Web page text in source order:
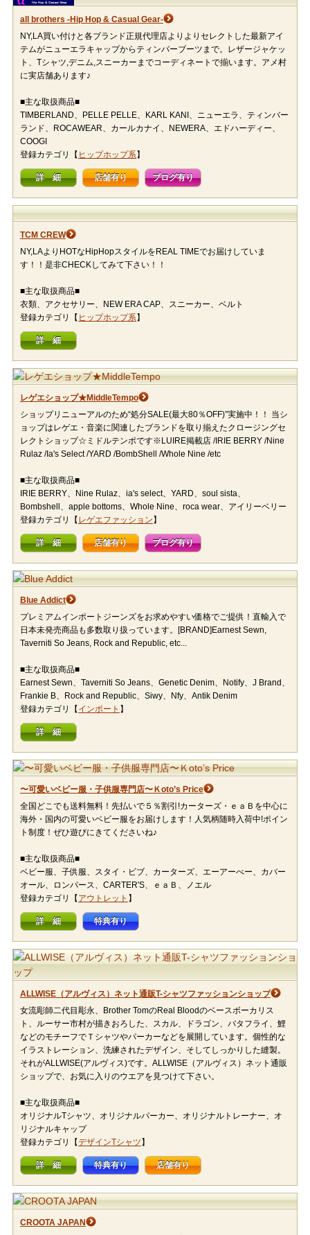
all brothers -Hip Hop & Casual Gear-
NY,LA買い付けと各ブランド正規代理店よりよりセレクトした最新アイ
テムがニューエラキャップからティンバーブーツまで。レザージャケッ
ト、Tシャツ,デニム,スニーカーまでコーディネートで揃います。アメ村
に実店舗あります♪
■主な取扱商品■
TIMBERLAND、PELLE PELLE、KARL KANI、ニューエラ、ティンバー
ランド、ROCAWEAR、カールカナイ、NEWERA、エドハーディー、
COOGI
登録カテゴリ【 ヒップホップ系】
詳 細 店舗有り ブログ有り
TCM CREW
NY,LAよりHOTなHipHopスタイルをREAL TIMEでお届けしていま
す！！是非CHECKしてみて下さい！！
■主な取扱商品■
衣類、アクセサリー、NEW ERA CAP、スニーカー、ベルト
登録カテゴリ【 ヒップホップ系】
詳 細
レゲエショップ★MiddleTempo
ショップリニューアルのため“処分SALE(最大80％OFF)”実施中！！ 当シ
ョップはレゲエ・音楽に関連したブランドを取り揃えたクロージングセ
レクトショップ☆ミドルテンポです※LUIRE掲載店 /IRIE BERRY /Nine
Rulaz /Ia's Select /YARD /BombShell /Whole Nine /etc
■主な取扱商品■
IRIE BERRY、Nine Rulaz、ia's select、YARD、soul sista、
Bombshell、apple bottoms、Whole Nine、roca wear、アイリーベリー
登録カテゴリ【 レゲエファッション 】
詳 細 店舗有り ブログ有り
Blue Addict
プレミアムインポートジーンズをお求めやすい価格でご提供！直輸入で
日本未発売商品も多数取り扱っています。[BRAND]Earnest Sewn,
Taverniti So Jeans, Rock and Republic, etc...
■主な取扱商品■
Earnest Sewn、Taverniti So Jeans、Genetic Denim、Notify、J Brand、
Frankie B、Rock and Republic、Siwy、Nfy、Antik Denim
登録カテゴリ【 インポート 】
詳 細
〜可愛いベビー服・子供服専門店〜Ｋoto’s Price
全国どこでも送料無料！先払いで５％割引!カーターズ・ｅａＢを中心に
海外・国内の可愛いベビー服をお届けします！人気柄随時入荷中!ポイン
ト制度！ぜひ遊びにきてくださいね♪
■主な取扱商品■
ベビー服、子供服、スタイ・ビブ、カーターズ、エーアーべー、カバー
オール、ロンパース、CARTER'S、ｅａＢ、ノエル
登録カテゴリ【 アウトレット 】
詳 細 特典有り
ALLWISE（アルヴィス）ネット通販T-シャツファッションショップ
女流彫師二代目彫永、Brother TomのReal Bloodのベースボーカリス
ト、ルーサー市村が描きおろした、スカル、ドラゴン、バタフライ、鯉
などのモチーフでＴシャツやパーカーなどを展開しています。個性的な
イラストレーション、洗練されたデザイン、そしてしっかりした縫製。
それがALLWISE(アルヴィス)です。ALLWISE（アルヴィス）ネット通販
ショップで、お気に入りのウエアを見つけて下さい。
■主な取扱商品■
オリジナルTシャツ、オリジナルパーカー、オリジナルトレーナー、オ
リジナルキャップ
登録カテゴリ【デザインTシャツ 】
詳 細 特典有り 店舗有り
CROOTA JAPAN